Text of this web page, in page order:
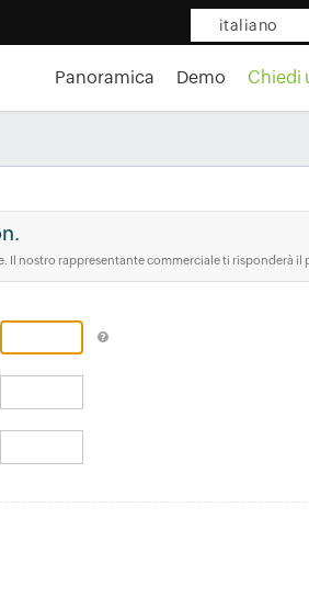
italiano
Panoramica Demo Chiedi
nostro rappresentante commerciale ti risponderà il